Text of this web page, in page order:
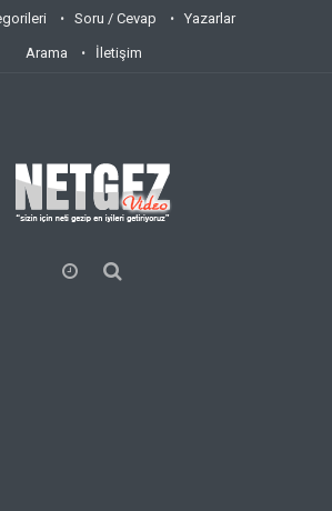
Soru / Cevap Yazarlar
Arama İletişim